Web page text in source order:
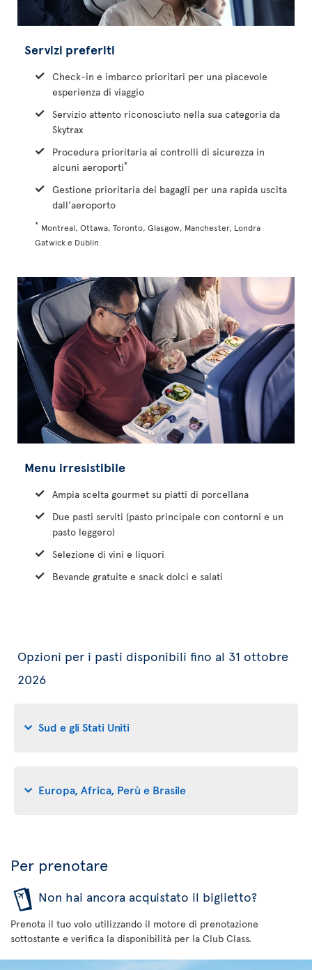
Servizi preferiti
Check-in e imbarco prioritari per una piacevole
esperienza di viaggio
Servizio attento riconosciuto nella sua categoria da
Skytrax
Procedura prioritaria ai controlli di sicurezza in
alcuni aeroporti*
Gestione prioritaria dei bagagli per una rapida uscita
dall'aeroporto
* Montreal, Ottawa, Toronto, Glasgow, Manchester, Londra
Gatwick e Dublin.
Menu irresistibile
Ampia scelta gourmet su piatti di porcellana
Due pasti serviti (pasto principale con contorni e un
pasto leggero)
Selezione di vini e liquori
Bevande gratuite e snack dolci e salati
Opzioni per i pasti disponibili fino al 31 ottobre
2026
Sud e gli Stati Uniti
Europa, Africa, Perù e Brasile
Per prenotare
Non hai ancora acquistato il biglietto?
Prenota il tuo volo utilizzando il motore di prenotazione
sottostante e verifica la disponibilità per la Club Class.